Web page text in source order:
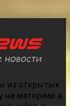
из открытых
на материал в